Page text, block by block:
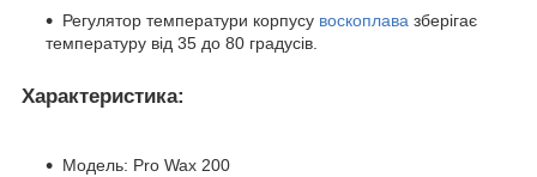
Регулятор температури корпусу воскоплава зберігає
температуру від 35 до 80 градусів.
Характеристика:
Модель: Pro Wax 200